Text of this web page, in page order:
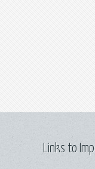
Links to